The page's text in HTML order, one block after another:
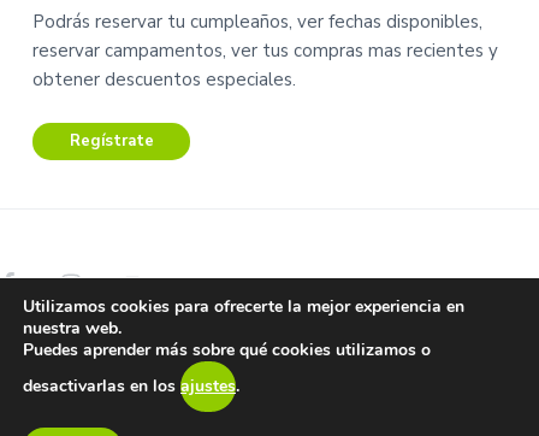
n
i
t
o
Podrás reservar tu cumpleaños, ver fechas disponibles,
reservar campamentos, ver tus compras mas recientes y
obtener descuentos especiales.
Regístrate
Copyright © 2026 Lek Centro de Ocio.
Aviso Legal – Términos y condiciones –
Return to top
Utilizamos cookies para ofrecerte la mejor experiencia en
nuestra web.
Puedes aprender más sobre qué cookies utilizamos o
desactivarlas en los ajustes.